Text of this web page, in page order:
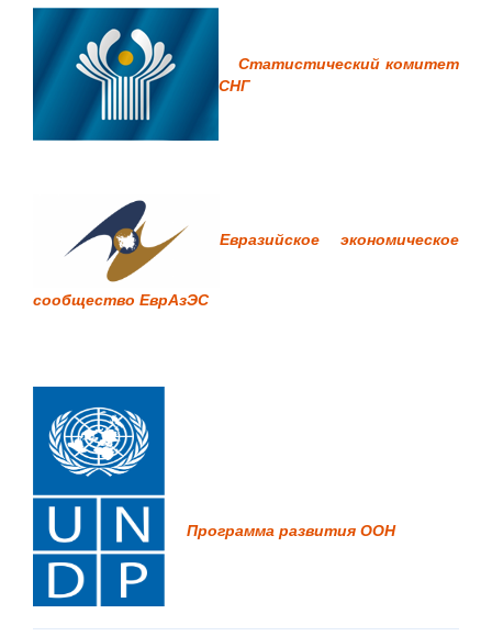
Статистический комитет
СНГ
Евразийское экономическое
сообщество ЕврАзЭС
Программа развития ООН